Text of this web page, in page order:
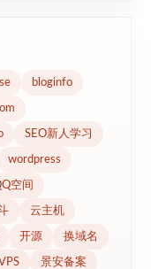
bloginfo
SEO新人学习
wordpress
空间
云主机
开源 换域名
景安备案